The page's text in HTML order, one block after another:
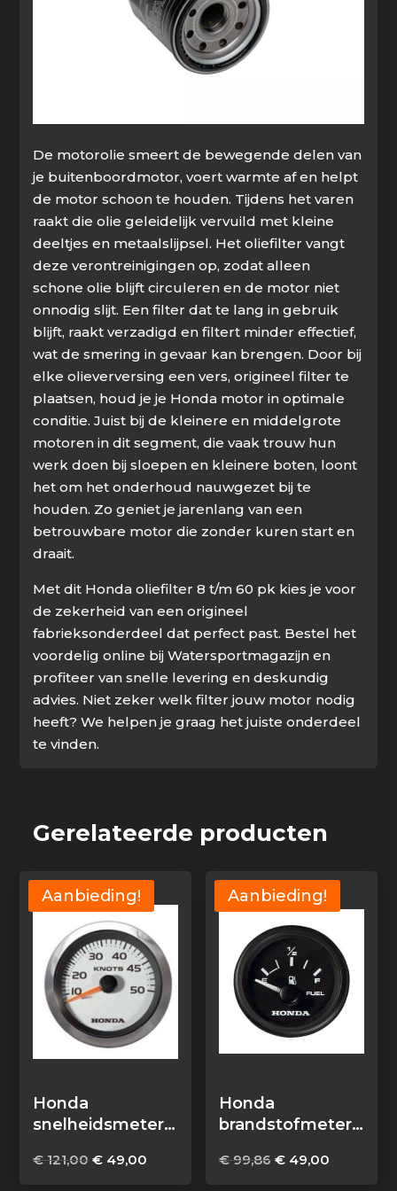
De motorolie smeert de bewegende delen van
je buitenboordmotor, voert warmte af en helpt
de motor schoon te houden. Tijdens het varen
raakt die olie geleidelijk vervuild met kleine
deeltjes en metaalslijpsel. Het oliefilter vangt
deze verontreinigingen op, zodat alleen
schone olie blijft circuleren en de motor niet
onnodig slijt. Een filter dat te lang in gebruik
blijft, raakt verzadigd en filtert minder effectief,
wat de smering in gevaar kan brengen. Door bij
elke olieverversing een vers, origineel filter te
plaatsen, houd je je Honda motor in optimale
conditie. Juist bij de kleinere en middelgrote
motoren in dit segment, die vaak trouw hun
werk doen bij sloepen en kleinere boten, loont
het om het onderhoud nauwgezet bij te
houden. Zo geniet je jarenlang van een
betrouwbare motor die zonder kuren start en
draait.
Met dit Honda oliefilter 8 t/m 60 pk kies je voor
de zekerheid van een origineel
fabrieksonderdeel dat perfect past. Bestel het
voordelig online bij Watersportmagazijn en
profiteer van snelle levering en deskundig
advies. Niet zeker welk filter jouw motor nodig
heeft? We helpen je graag het juiste onderdeel
te vinden.
Gerelateerde producten
Aanbieding!
Honda
snelheidsmeter
€121,00 Oorspronkelijke
€ 49,00
Aanbieding!
Honda
brandstofmeter
€99,86 Oorspronkelijke
€ 49,00